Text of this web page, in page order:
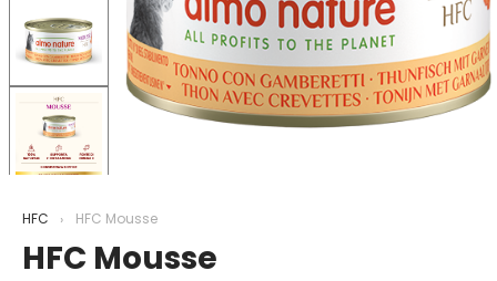
HFC HFC Mousse
HFC Mousse